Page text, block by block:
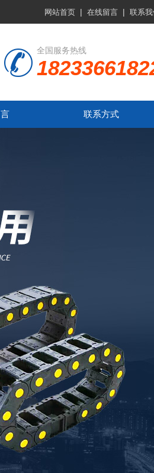
网站首页 | 在线留言 | 联系
全国服务热线
联系方式